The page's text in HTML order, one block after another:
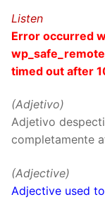
Listen
Error occurred
timed out after
(Adjetivo)
Adjetivo
completamente
(Adjective)
Adjective used